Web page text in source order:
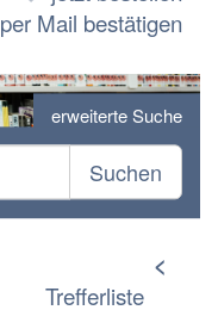
per Mail bestätigen
erweiterte Suche
Suchen
<
Trefferliste